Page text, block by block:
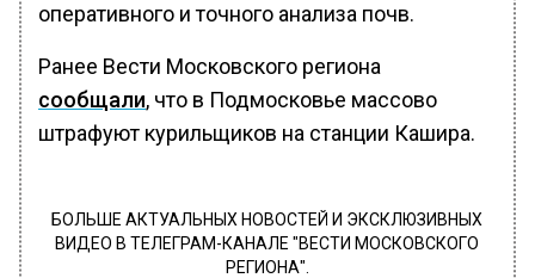
оперативного и точного анализа почв.
Ранее Вести Московского региона
сообщали, что в Подмосковье массово
штрафуют курильщиков на станции Кашира.
БОЛЬШЕ АКТУАЛЬНЫХ НОВОСТЕЙ И ЭКСКЛЮЗИВНЫХ
ВИДЕО В ТЕЛЕГРАМ-КАНАЛЕ "ВЕСТИ МОСКОВСКОГО
РЕГИОНА".